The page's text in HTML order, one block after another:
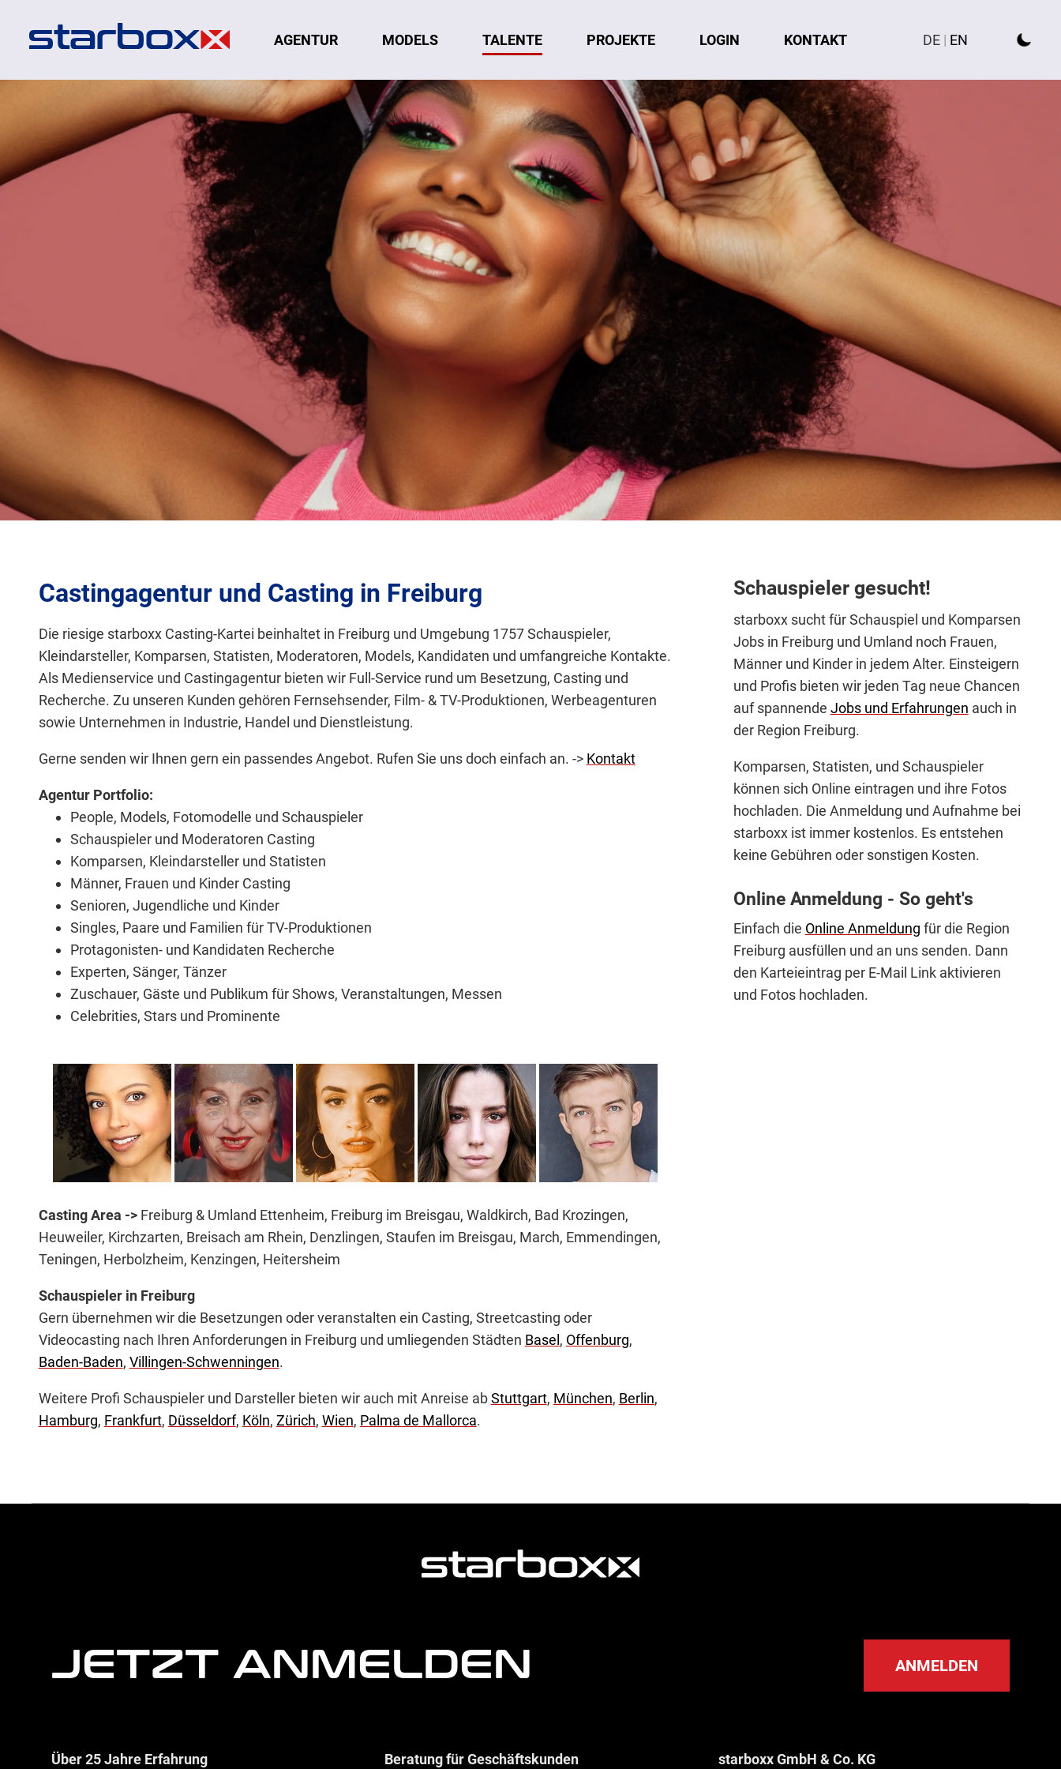
Navigation AGENTUR MODELS TALENTE PROJEKTE LOGIN KONTAKT DE | EN
Castingagentur und Casting in Freiburg
Die riesige starboxx Casting-Kartei beinhaltet in Freiburg und Umgebung 1757 Schauspieler,
Kleindarsteller, Komparsen, Statisten, Moderatoren, Models, Kandidaten und umfangreiche Kontakte.
Als Medienservice und Castingagentur bieten wir Full-Service rund um Besetzung, Casting und
Recherche. Zu unseren Kunden gehören Fernsehsender, Film- & TV-Produktionen, Werbeagenturen
sowie Unternehmen in Industrie, Handel und Dienstleistung.
Gerne senden wir Ihnen gern ein passendes Angebot. Rufen Sie uns doch einfach an. -> Kontakt
Agentur Portfolio:
People, Models, Fotomodelle und Schauspieler
Schauspieler und Moderatoren Casting
Komparsen, Kleindarsteller und Statisten
Männer, Frauen und Kinder Casting
Senioren, Jugendliche und Kinder
Singles, Paare und Familien für TV-Produktionen
Protagonisten- und Kandidaten Recherche
Experten, Sänger, Tänzer
Zuschauer, Gäste und Publikum für Shows, Veranstaltungen, Messen
Celebrities, Stars und Prominente
Casting Area -> Freiburg & Umland Ettenheim, Freiburg im Breisgau, Waldkirch, Bad Krozingen,
Heuweiler, Kirchzarten, Breisach am Rhein, Denzlingen, Staufen im Breisgau, March, Emmendingen,
Teningen, Herbolzheim, Kenzingen, Heitersheim
Schauspieler in Freiburg
Gern übernehmen wir die Besetzungen oder veranstalten ein Casting, Streetcasting oder
Videocasting nach Ihren Anforderungen in Freiburg und umliegenden Städten Basel, Offenburg,
Baden-Baden, Villingen-Schwenningen.
Weitere Profi Schauspieler und Darsteller bieten wir auch mit Anreise abStuttgart, München, Berlin,
Hamburg, Frankfurt, Düsseldorf, Köln, Zürich, Wien, Palma de Mallorca.
Schauspieler gesucht!
starboxx sucht für Schauspiel und Komparsen
Jobs in Freiburg und Umland noch Frauen,
Männer und Kinder in jedem Alter. Einsteigern
und Profis bieten wir jeden Tag neue Chancen
auf spannende Jobs und Erfahrungen auch in
der Region Freiburg.
Komparsen, Statisten, und Schauspieler
können sich Online eintragen und ihre Fotos
hochladen. Die Anmeldung und Aufnahme bei
starboxx ist immer kostenlos. Es entstehen
keine Gebühren oder sonstigen Kosten.
Online Anmeldung - So geht's
Einfach die Online Anmeldung für die Region
Freiburg ausfüllen und an uns senden. Dann
den Karteieintrag per E-Mail Link aktivieren
und Fotos hochladen.
JETZT ANMELDEN ANMELDEN
Über 25 Jahre Erfahrung Beratung für Geschäftskunden starboxx GmbH & Co. KG